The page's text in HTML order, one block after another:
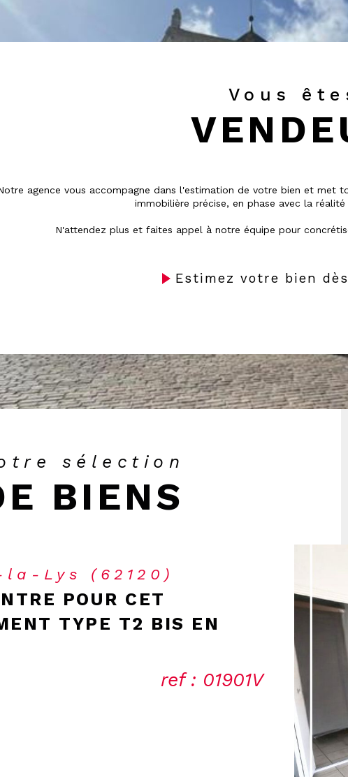
Vous
agence vous accompagne dans l'estimation de votre bien et met
immobilière précise, en phase avec la
N'attendez plus et faites appel à notre équipe pour
Estimez votre bien
sélection
BIENS
la-Lys (62120)
POUR CET
TYPE T2 BIS EN
ref : 01901V